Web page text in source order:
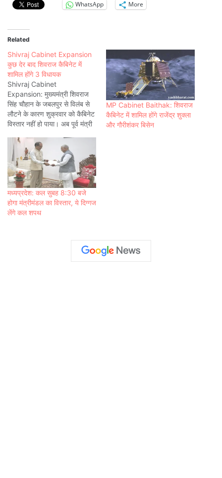
WhatsApp More
Related
Shivraj Cabinet Expansion
कुछ देर बाद शिवराज कैबिनेट में
शामिल होंगे 3 विधायक
Shivraj Cabinet
Expansion: मुख्यमंत्री शिवराज
सिंह चौहान के जबलपुर से विलंब से
लौटने के कारण शुक्रवार को कैबिनेट
विस्तार नहीं हो पाया। अब पूर्व मंत्री
राहुल सिंह लोधी को शनिवार सुबह
पौने नौ बजे मंत्री पद की शपथ दिलाई
जाएगी। इनमें लोधी को राज्यमंत्री
बनाया जाएगा।…
MP Cabinet Baithak: शिवराज
कैबिनेट में शामिल होंगे राजेंद्र शुक्ला
और गौरीशंकर बिसेन
मध्यप्रदेश: कल सुबह 8:30 बजे
होगा मंत्रीमंडल का विस्तार, ये दिग्गज
लेंगे कल शपथ